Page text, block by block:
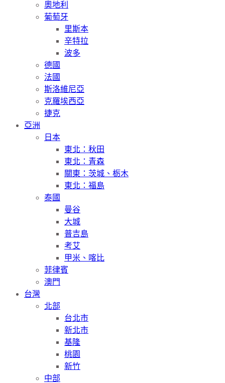
奧地利
葡萄牙
里斯本
辛特拉
波多
德國
法國
斯洛維尼亞
克羅埃西亞
捷克
亞洲
日本
東北：秋田
東北：青森
關東：茨城、栃木
東北：福島
泰國
曼谷
大城
普吉島
考艾
甲米、喀比
菲律賓
澳門
台灣
北部
台北市
新北市
基隆
桃園
新竹
中部